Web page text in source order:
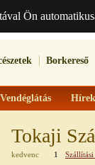
Ön
Borkereső
Vendéglátás Hírek
Tokaji
kedvenc 1